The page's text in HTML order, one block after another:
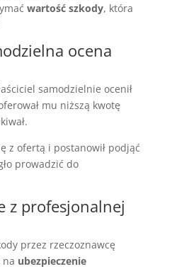
wartość szkody, która
ocena
samodzielnie ocenił
mu niższą kwotę
z ofertą i postanowił podjąć
prowadzić do
z profesjonalnej
przez rzeczoznawcę
na ubezpieczenie